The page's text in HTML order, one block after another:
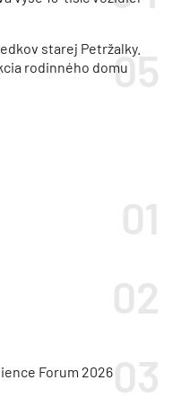
starej Petržalky.
rodinného domu
Forum 2026